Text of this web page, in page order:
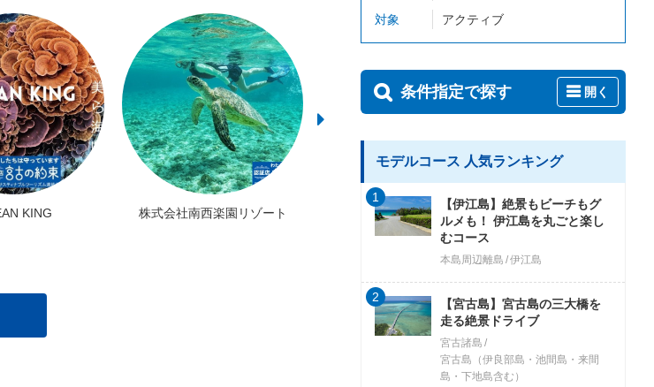
KING 株式会社南西楽園リゾート imtida宮古島 ハーミットクラ
対象
アクティブ
条件指定で探す 開く
モデルコース 人気ランキング
【伊江島】絶景もビーチもグ
ルメも！ 伊江島を丸ごと楽し
むコース
本島周辺離島 伊江島
1
【宮古島】宮古島の三大橋を
走る絶景ドライブ
宮古諸島
宮古島（伊良部島・池間島・来間
島・下地島含む）
2